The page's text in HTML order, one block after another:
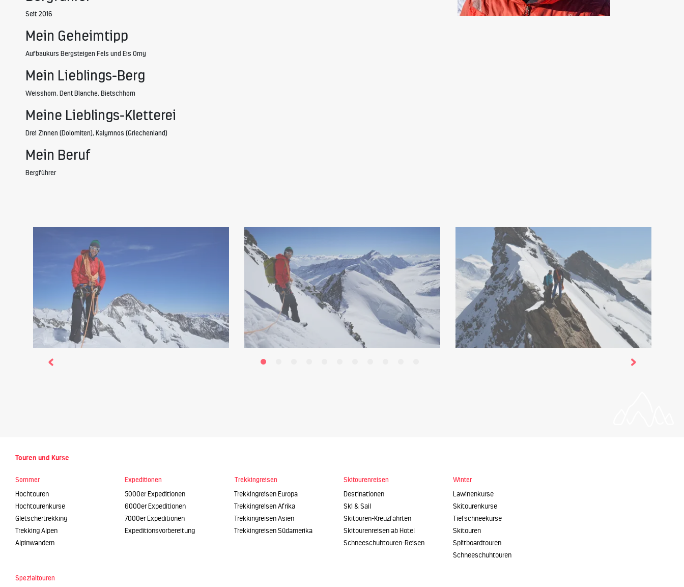
Seit 2016
Mein Geheimtipp
Aufbaukurs Bergsteigen Fels und Eis Orny
Mein Lieblings-Berg
Weisshorn, Dent Blanche, Bietschhorn
Meine Lieblings-Kletterei
Drei Zinnen (Dolomiten), Kalymnos (Griechenland)
Mein Beruf
Bergführer
Touren und Kurse
Sommer
Hochtouren
Hochtourenkurse
Gletschertrekking
Trekking Alpen
Alpinwandern
Expeditionen
5000er Expeditionen
6000er Expeditionen
7000er Expeditionen
Expeditionsvorbereitung
Trekkingreisen
Trekkingreisen Europa
Trekkingreisen Afrika
Trekkingreisen Asien
Trekkingreisen Südamerika
Skitourenreisen
Destinationen
Ski & Sail
Skitouren-Kreuzfahrten
Skitourenreisen ab Hotel
Schneeschuhtouren-Reisen
Winter
Lawinenkurse
Skitourenkurse
Tiefschneekurse
Skitouren
Splitboardtouren
Schneeschuhtouren
Spezialtouren